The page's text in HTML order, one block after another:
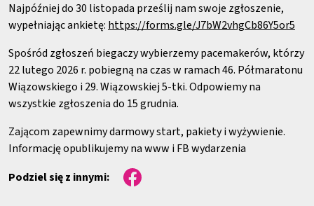
Najpóźniej do 30 listopada prześlij nam swoje zgłoszenie,
wypełniając ankietę: https://forms.gle/J7bW2vhgCb86Y5or5
Spośród zgłoszeń biegaczy wybierzemy pacemakerów, którzy
22 lutego 2026 r. pobiegną na czas w ramach 46. Półmaratonu
Wiązowskiego i 29. Wiązowskiej 5-tki. Odpowiemy na
wszystkie zgłoszenia do 15 grudnia.
Zającom zapewnimy darmowy start, pakiety i wyżywienie.
Informację opublikujemy na www i FB wydarzenia
Podziel się z innymi: